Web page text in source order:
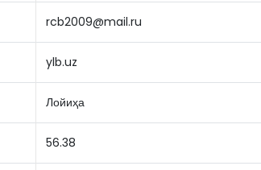
rcb2009@mail.ru
ylb.uz
Лойиҳа
56.38